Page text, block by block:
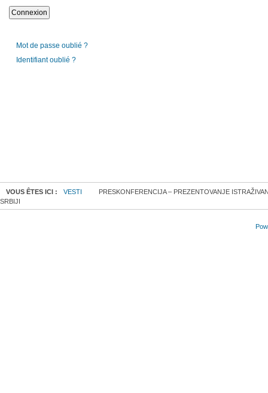
Mot de passe oublié ?
Identifiant oublié ?
VOUS ÊTES ICI : VESTI
PRESKONFERENCIJA – PREZENTOVANJE
SRBIJI